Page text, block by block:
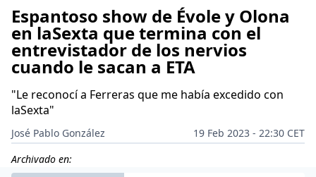
Espantoso show de Évole y Olona
en laSexta que termina con el
entrevistador de los nervios
cuando le sacan a ETA
"Le reconocí a Ferreras que me había excedido con
laSexta"
José Pablo González
19 Feb 2023 - 22:30 CET
Archivado en: